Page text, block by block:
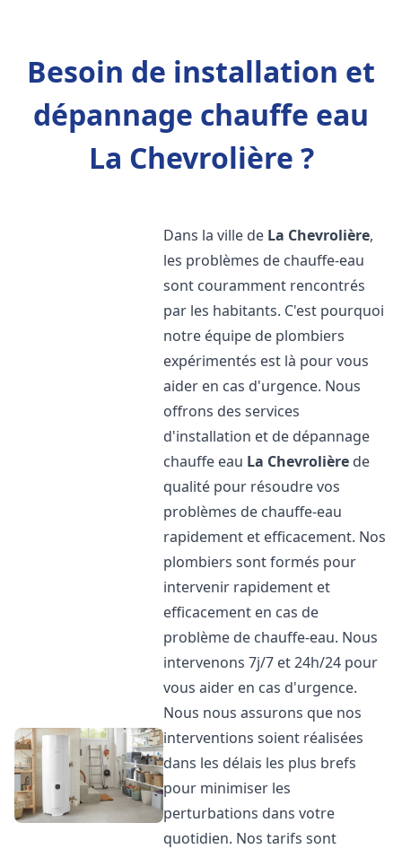
Besoin de installation et
dépannage chauffe eau
La Chevrolière ?
Dans la ville de La Chevrolière,
les problèmes de chauffe-eau
sont couramment rencontrés
par les habitants. C'est pourquoi
notre équipe de plombiers
expérimentés est là pour vous
aider en cas d'urgence. Nous
offrons des services
d'installation et de dépannage
chauffe eau La Chevrolière de
qualité pour résoudre vos
problèmes de chauffe-eau
rapidement et efficacement. Nos
plombiers sont formés pour
intervenir rapidement et
efficacement en cas de
problème de chauffe-eau. Nous
intervenons 7j/7 et 24h/24 pour
vous aider en cas d'urgence.
Nous nous assurons que nos
interventions soient réalisées
dans les délais les plus brefs
pour minimiser les
perturbations dans votre
quotidien. Nos tarifs sont